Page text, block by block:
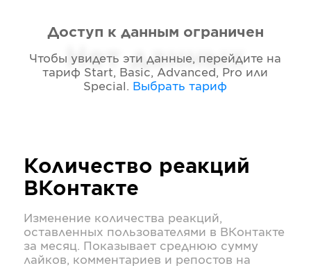
Нет данных
Доступ к данным ограничен
Чтобы увидеть эти данные, перейдите на
тариф Start, Basic, Advanced, Pro или
Special . Выбрать тариф
Количество реакций
ВКонтакте
Изменение количества реакций,
оставленных пользователями в ВКонтакте
за месяц. Показывает среднюю сумму
лайков, комментариев и репостов на